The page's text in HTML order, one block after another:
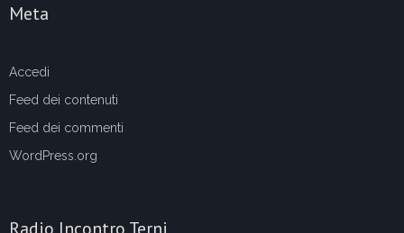
Meta
Accedi
Feed dei contenuti
Feed dei commenti
WordPress.org